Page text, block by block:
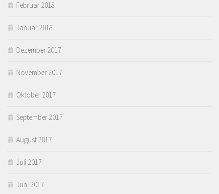
Februar 2018
Januar 2018
Dezember 2017
November 2017
Oktober 2017
September 2017
August 2017
Juli 2017
Juni 2017